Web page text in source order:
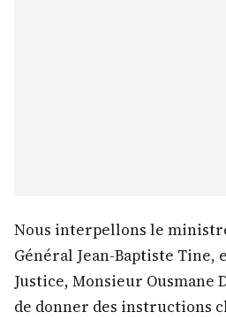
Nous interpellons le
Général Jean-Baptiste
Justice, Monsieur Ousmane
de donner des instructions